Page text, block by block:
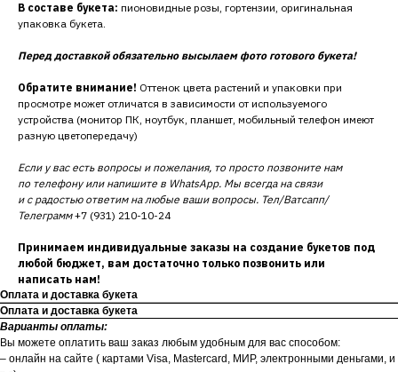
В составе букета: пионовидные розы, гортензии, оригинальная
упаковка букета.
Перед доставкой обязательно высылаем фото готового букета!
Обратите внимание! Оттенок цвета растений и упаковки при
просмотре может отличатся в зависимости от используемого
устройства (монитор ПК, ноутбук, планшет, мобильный телефон имеют
разную цветопередачу)
Если у вас есть вопросы и пожелания, то просто позвоните нам
по телефону или напишите в WhatsApp. Мы всегда на связи
и с радостью ответим на любые ваши вопросы. Тел/Ватсапп/
Телеграмм+7 (931) 210-10-24
Принимаем индивидуальные заказы на создание букетов под
любой бюджет, вам достаточно только позвонить или
написать нам!
Оплата и доставка букета
Оплата и доставка букета
Варианты оплаты:
Вы можете оплатить ваш заказ любым удобным для вас способом:
– онлайн на сайте ( картами Visa, Mastercard, МИР, электронными деньгами, и